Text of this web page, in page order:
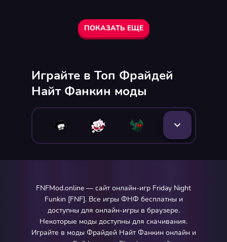
ПОКАЗАТЬ ЕЩЕ
Играйте в Топ Фрайдей
Найт Фанкин моды
FNFMod.online — сайт онлайн-игр Friday Night
Funkin [FNF]. Все игры ФНФ бесплатны и
доступны для онлайн-игры в браузере.
Некоторые моды доступны для скачивания.
Играйте в моды Фрайдей Найт Фанкин онлайн и